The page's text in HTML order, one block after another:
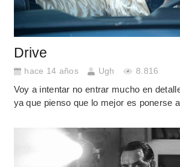
Drive
hace 14 años Ugh 8.816
Voy a intentar no entrar mucho en
ya que pienso que lo mejor es ponerse